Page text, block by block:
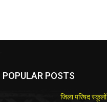
POPULAR POSTS
जिला परिषद